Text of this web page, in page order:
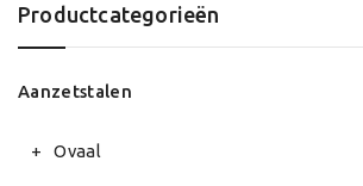
Productcategorieën
Aanzetstalen
Ovaal